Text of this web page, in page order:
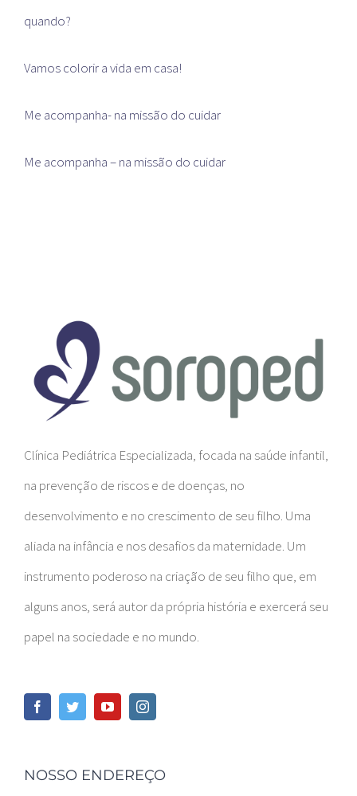
quando?
Vamos colorir a vida em casa!
Me acompanha- na missão do cuidar
Me acompanha – na missão do cuidar
Clínica Pediátrica Especializada, focada na saúde infantil,
na prevenção de riscos e de doenças, no
desenvolvimento e no crescimento de seu filho. Uma
aliada na infância e nos desafios da maternidade. Um
instrumento poderoso na criação de seu filho que, em
alguns anos, será autor da própria história e exercerá seu
papel na sociedade e no mundo.
NOSSO ENDEREÇO